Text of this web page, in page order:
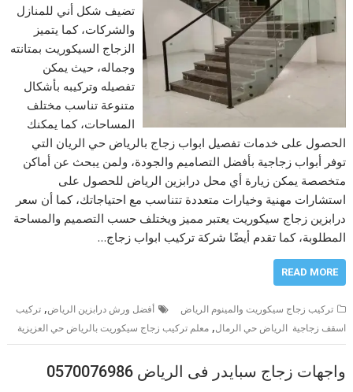
تضيف شكل أني للمنازل
والشركات، كما يتميز
الزجاج السيكوريت بمتانته
وجماله، حيث يمكن
تفصيله وتركيبه بأشكال
متنوعة تناسب مختلف
المساحات، كما يمكنك
الحصول على خدمات تفصيل ابواب زجاج بالرياض حي الريان التي
توفر أبواب زجاجية بأفضل التصاميم والجودة، ولمن يبحث عن أماكن
متخصصة يمكن زيارة أي محل درابزين الرياض للحصول على
استشارات مهنية وخيارات متعددة تتناسب مع احتياجاتك، كما أن سعر
درابزين زجاج سيكوريت يعتبر مميز ويختلف حسب التصميم والمساحة
المطلوبة، كما تقدم أيضًا شركة تركيب ابواب زجاج…
READ MORE
تركيب زجاج سيكوريت والمينوم الرياض أفضل ورش درابزين الرياض,تركيب
اسقف زجاجية الرياض حي الرمال,معلم تركيب زجاج سيكوريت بالرياض حي العزيزية
واجهات زجاج سبايدر فى الرياض 0570076986